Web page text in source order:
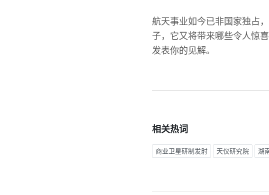
航天事业如今已非国家独占
子，它又将带来哪些令人惊
发表你的见解。
相关热词
商业卫星研制发射 天仪研究院 湖